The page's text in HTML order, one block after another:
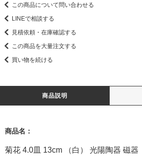
この商品について問い合わせる
LINEで相談する
見積依頼・在庫確認する
この商品を大量注文する
買い物を続ける
商品説明
商品名：
菊花 4.0皿 13cm （白） 光陽陶器 磁器